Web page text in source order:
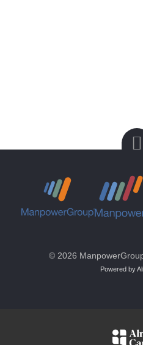
© 2026
Powered by